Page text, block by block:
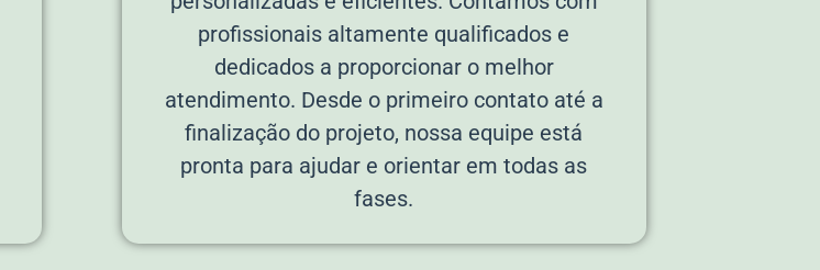
profissionais altamente qualificados e
dedicados a proporcionar o melhor
atendimento. Desde o primeiro contato até a
finalização do projeto, nossa equipe está
pronta para ajudar e orientar em todas as
fases.